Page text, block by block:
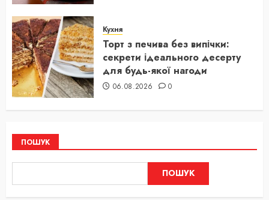
Кухня
Торт з печива без випічки:
секрети ідеального десерту
для будь-якої нагоди
06.08.2026 0
ПОШУК
ПОШУК